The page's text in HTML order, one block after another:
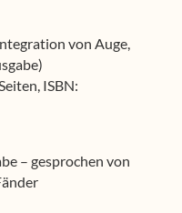
von Auge,
ISBN:
– gesprochen von